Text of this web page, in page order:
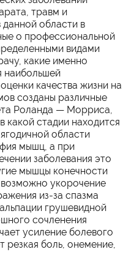
травм и
области в
о профессиональной
видами
какие именно
наибольшей
качества жизни на
созданы различные
Роланда — Морриса,
какой стадии находится
области
мышц, а при
заболевания это
мышцы конечности
укорочение
из-за спазма
грушевидной
сочленения
усиление болевого
резкая боль, онемение,